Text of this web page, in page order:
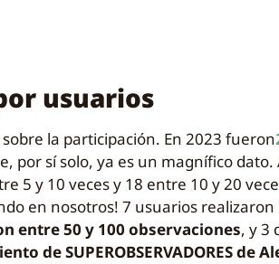
usuarios
la participación. En 2023 fueron
por sí solo, ya es un magnífico
5 y 10 veces y 18 entre 10 y 20
en nosotros! 7 usuarios
entre 50 y 100 observaciones, y 3
de SUPEROBSERVADORES de